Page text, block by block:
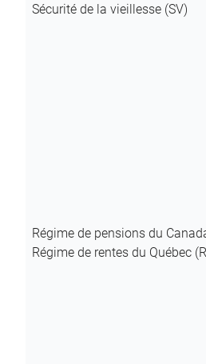
Sécurité de la vieillesse (SV)
Régime de pensions du
Régime de rentes du Québec